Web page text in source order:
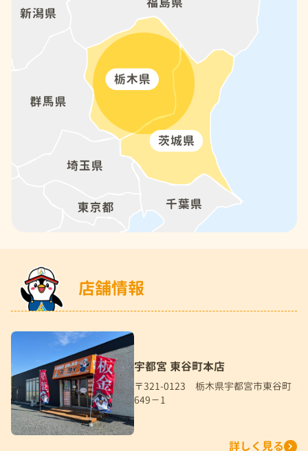
店舗情報
宇都宮 東谷町本店
〒321-0123 栃木県宇都宮市東谷町
649－1
詳しく見る